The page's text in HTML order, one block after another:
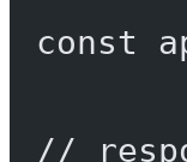
const
//